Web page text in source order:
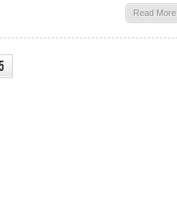
Read More